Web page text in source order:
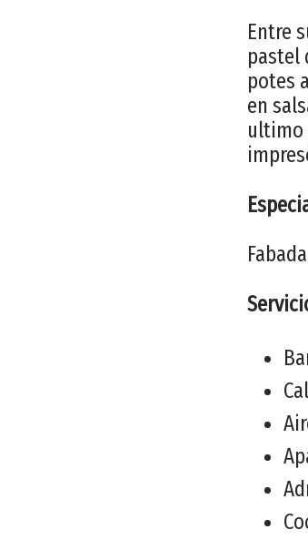
Entre
pastel
potes
en
ultimo